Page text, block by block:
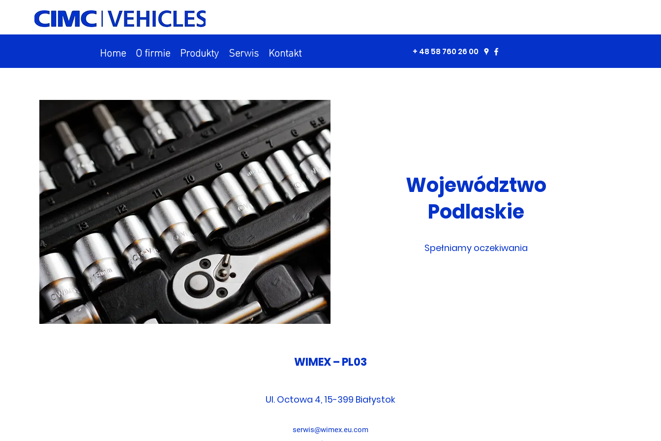
Home O firmie Produkty Serwis Kontakt + 48 58 760 26 00
Województwo
Podlaskie
Spełniamy oczekiwania
WIMEX – PL03
Ul. Octowa 4, 15-399 Białystok
serwis@wimex.eu.com